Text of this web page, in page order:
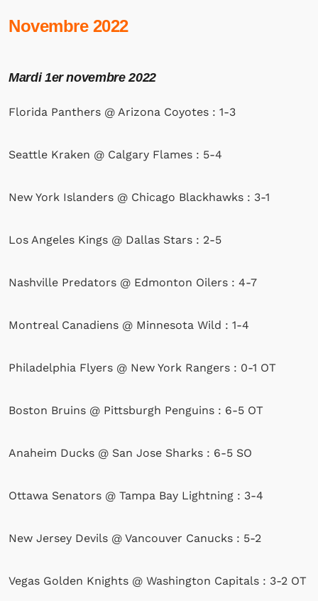
Novembre 2022
Mardi 1er novembre 2022
Florida Panthers @ Arizona Coyotes : 1-3
Seattle Kraken @ Calgary Flames : 5-4
New York Islanders @ Chicago Blackhawks : 3-1
Los Angeles Kings @ Dallas Stars : 2-5
Nashville Predators @ Edmonton Oilers : 4-7
Montreal Canadiens @ Minnesota Wild : 1-4
Philadelphia Flyers @ New York Rangers : 0-1 OT
Boston Bruins @ Pittsburgh Penguins : 6-5 OT
Anaheim Ducks @ San Jose Sharks : 6-5 SO
Ottawa Senators @ Tampa Bay Lightning : 3-4
New Jersey Devils @ Vancouver Canucks : 5-2
Vegas Golden Knights @ Washington Capitals : 3-2 OT